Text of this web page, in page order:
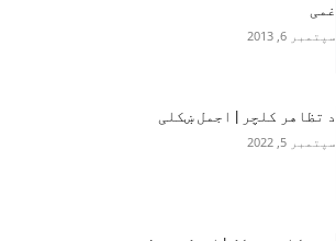
غمی
سپتمبر 6, 2013
د تظاهر کلچر | اجمل ښکلی
سپتمبر 5, 2022